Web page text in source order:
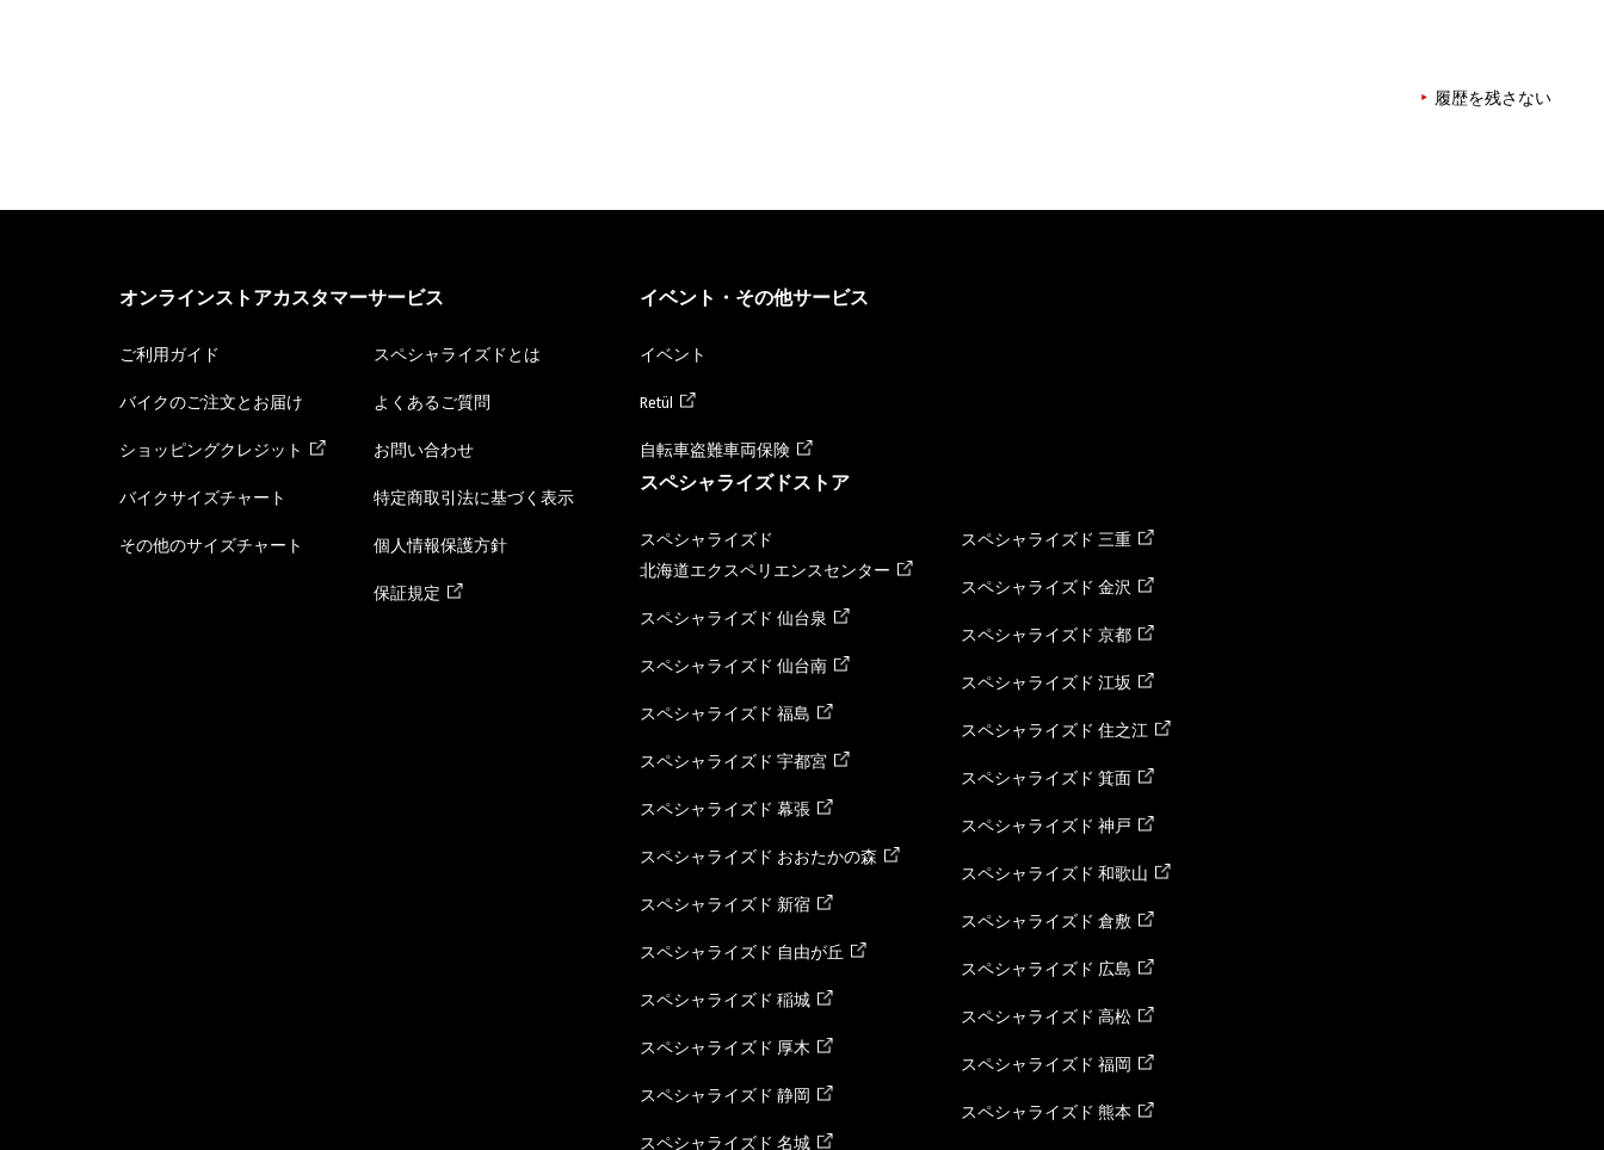
履歴を残さない
オンラインストアカスタマーサービス
ご利用ガイド
バイクのご注文とお届け
ショッピングクレジット
バイクサイズチャート
その他のサイズチャート
スペシャライズドとは
よくあるご質問
お問い合わせ
特定商取引法に基づく表示
個人情報保護方針
保証規定
イベント・その他サービス
イベント
Retül
自転車盗難車両保険
スペシャライズドストア
スペシャライズド
北海道エクスペリエンスセンター
スペシャライズド 仙台泉
スペシャライズド 仙台南
スペシャライズド 福島
スペシャライズド 宇都宮
スペシャライズド 幕張
スペシャライズド おおたかの森
スペシャライズド 新宿
スペシャライズド 自由が丘
スペシャライズド 稲城
スペシャライズド 厚木
スペシャライズド 静岡
スペシャライズド 名城
スペシャライズド 三重
スペシャライズド 金沢
スペシャライズド 京都
スペシャライズド 江坂
スペシャライズド 住之江
スペシャライズド 箕面
スペシャライズド 神戸
スペシャライズド 和歌山
スペシャライズド 倉敷
スペシャライズド 広島
スペシャライズド 高松
スペシャライズド 福岡
スペシャライズド 熊本